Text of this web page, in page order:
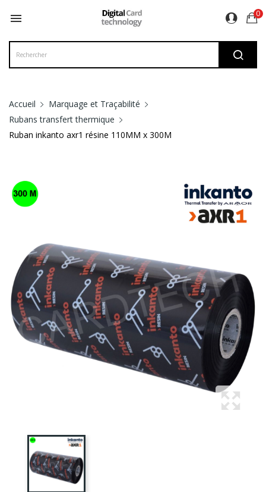
 0
Accueil
Marquage et Traçabilité
Rubans transfert thermique
Ruban inkanto axr1 résine 110MM x 300M